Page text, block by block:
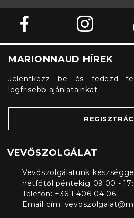
MARIONNAUD HÍREK
Jelentkezz be és fedezd
legfrisebb ajánlatainkat
VEVŐSZOLGÁLAT
Vevőszolgálatunk
hétfőtől péntekig 09:00 -
Telefon: +36 1 406 04 06
Email cím: